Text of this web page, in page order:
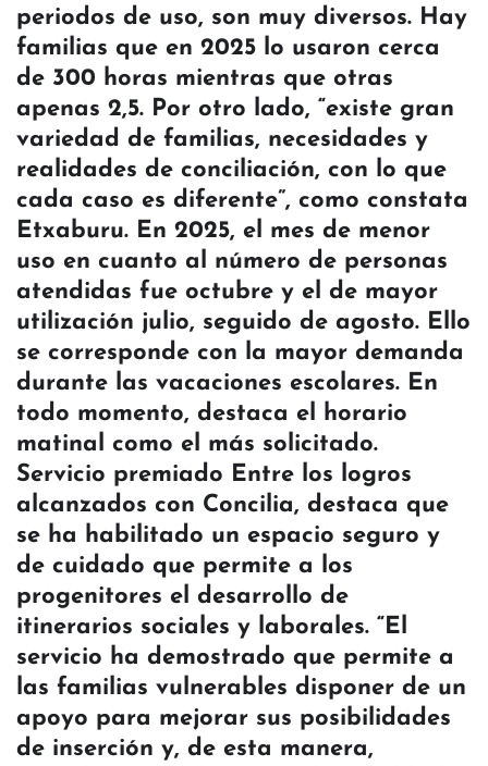
periodos de uso, son muy diversos. Hay
familias que en 2025 lo usaron cerca
de 300 horas mientras que otras
apenas 2,5. Por otro lado, “existe gran
variedad de familias, necesidades y
realidades de conciliación, con lo que
cada caso es diferente”, como constata
Etxaburu. En 2025, el mes de menor
uso en cuanto al número de personas
atendidas fue octubre y el de mayor
utilización julio, seguido de agosto. Ello
se corresponde con la mayor demanda
durante las vacaciones escolares. En
todo momento, destaca el horario
matinal como el más solicitado.
Servicio premiado Entre los logros
alcanzados con Concilia, destaca que
se ha habilitado un espacio seguro y
de cuidado que permite a los
progenitores el desarrollo de
itinerarios sociales y laborales. “El
servicio ha demostrado que permite a
las familias vulnerables disponer de un
apoyo para mejorar sus posibilidades
de inserción y, de esta manera,